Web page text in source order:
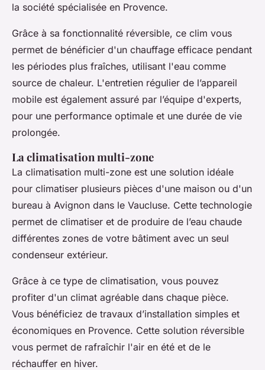
la société spécialisée en Provence.
Grâce à sa fonctionnalité réversible, ce clim vous
permet de bénéficier d'un chauffage efficace pendant
les périodes plus fraîches, utilisant l'eau comme
source de chaleur. L'entretien régulier de l’appareil
mobile est également assuré par l’équipe d'experts,
pour une performance optimale et une durée de vie
prolongée.
La climatisation multi-zone
La climatisation multi-zone est une solution idéale
pour climatiser plusieurs pièces d'une maison ou d'un
bureau à Avignon dans le Vaucluse. Cette technologie
permet de climatiser et de produire de l’eau chaude
différentes zones de votre bâtiment avec un seul
condenseur extérieur.
Grâce à ce type de climatisation, vous pouvez
profiter d'un climat agréable dans chaque pièce.
Vous bénéficiez de travaux d’installation simples et
économiques en Provence. Cette solution réversible
vous permet de rafraîchir l'air en été et de le
réchauffer en hiver.